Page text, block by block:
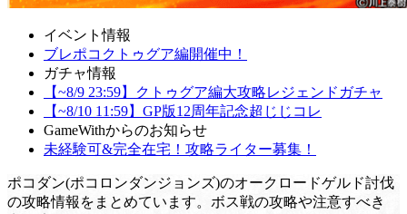
イベント情報
ブレポコクトゥグア編開催中！
ガチャ情報
【~8/9 23:59】クトゥグア編大攻略レジェンドガチャ
【~8/10 11:59】GP版12周年記念超じじコレ
GameWithからのお知らせ
未経験可&完全在宅！攻略ライター募集！
ポコダン(ポコロンダンジョンズ)のオークロードゲルド討伐
の攻略情報をまとめています。ボス戦の攻略や注意すべき